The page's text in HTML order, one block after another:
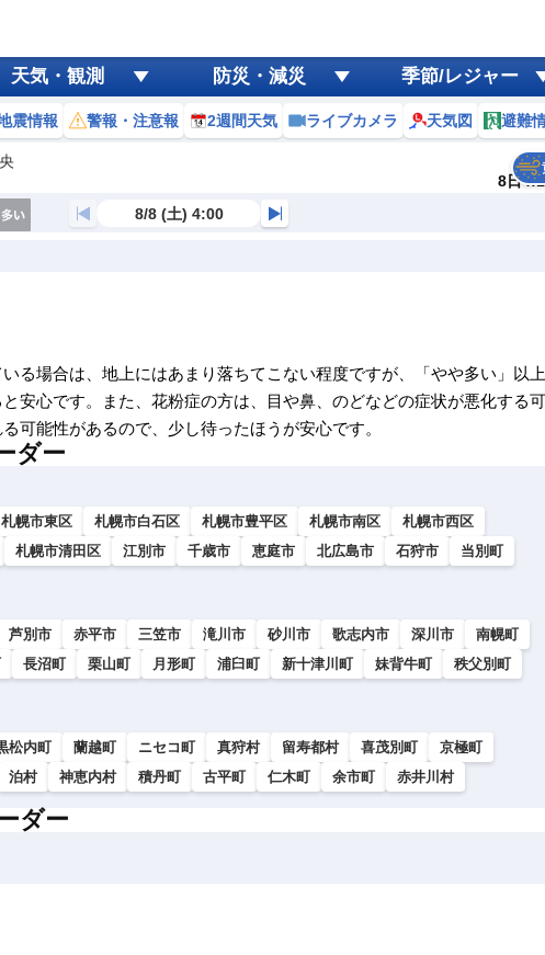
天気・観測 防災・減災 季節/レジャー
震情報 警報・注意報 2週間天気 ライブカメラ 天気図 避難
8日
8/8 (土) 4:00
いる場合は、地上にはあまり落ちてこない程度ですが、「やや多い」以
安心です。また、花粉症の方は、目や鼻、のどなどの症状が悪化する
可能性があるので、少し待ったほうが安心です。
ダー
札幌市東区 札幌市白石区 札幌市豊平区 札幌市南区
札幌市西区
札幌市清田区 江別市 千歳市 恵庭市 北広島市 石狩市
当別町
芦別市 赤平市 三笠市 滝川市 砂川市 歌志内市 深川市
南幌町
長沼町 栗山町 月形町 浦臼町 新十津川町 妹背牛町
秩父別町
松内町 蘭越町 ニセコ町 真狩村 留寿都村 喜茂別町
京極町
泊村 神恵内村 積丹町 古平町 仁木町 余市町 赤井川村
ダー